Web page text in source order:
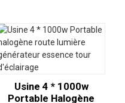
Usine 4 * 1000w
Portable Halogène